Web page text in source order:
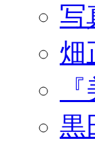
写
畑
黒